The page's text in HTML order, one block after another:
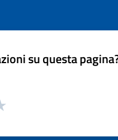
su questa